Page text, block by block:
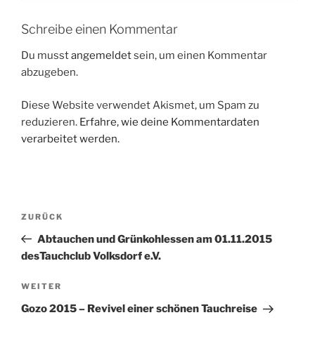
Schreibe einen Kommentar
Du musstangemeldetsein, um einen Kommentar
abzugeben.
Diese Website verwendet Akismet, um Spam zu
reduzieren. Erfahre, wie deine Kommentardaten
verarbeitet werden.
Beitragsnavigation
Vorheriger
Beitrag
ZURÜCK
Abtauchen und Grünkohlessen am 01.11.2015
desTauchclub Volksdorf e.V.
Nächster
Beitrag
WEITER
Gozo 2015 – Revivel einer schönen Tauchreise